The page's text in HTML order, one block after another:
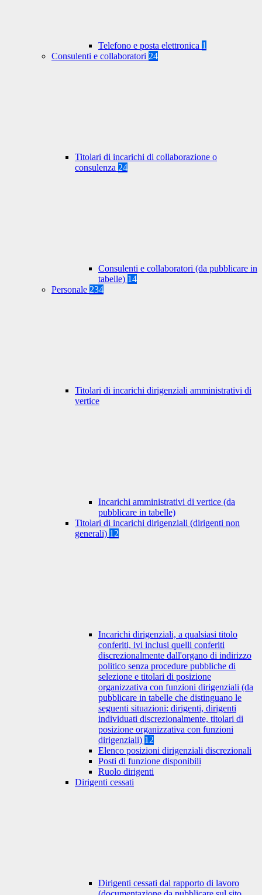
Telefono e posta elettronica 1
Consulenti e collaboratori 24
Titolari di incarichi di collaborazione o
consulenza 24
Consulenti e collaboratori (da pubblicare in
tabelle) 14
Personale 234
Titolari di incarichi dirigenziali amministrativi di
vertice
Incarichi amministrativi di vertice (da
pubblicare in tabelle)
Titolari di incarichi dirigenziali (dirigenti non
generali) 12
Incarichi dirigenziali, a qualsiasi titolo
conferiti, ivi inclusi quelli conferiti
discrezionalmente dall'organo di indirizzo
politico senza procedure pubbliche di
selezione e titolari di posizione
organizzativa con funzioni dirigenziali (da
pubblicare in tabelle che distinguano le
seguenti situazioni: dirigenti, dirigenti
individuati discrezionalmente, titolari di
posizione organizzativa con funzioni
dirigenziali) 12
Elenco posizioni dirigenziali discrezionali
Posti di funzione disponibili
Ruolo dirigenti
Dirigenti cessati
Dirigenti cessati dal rapporto di lavoro